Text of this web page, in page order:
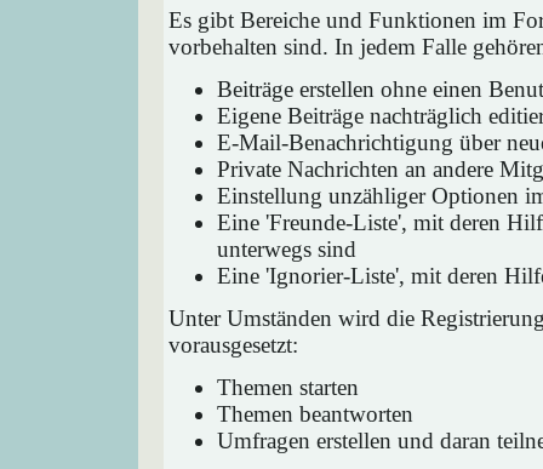
Es gibt Bereiche und Funktionen im
vorbehalten sind. In jedem Falle
Beiträge erstellen ohne einen
Eigene Beiträge nachträglich
E-Mail-Benachrichtigung über
Private Nachrichten an andere
Einstellung unzähliger Optionen
Eine 'Freunde-Liste', mit deren
unterwegs sind
Eine 'Ignorier-Liste', mit deren
Unter Umständen wird die
vorausgesetzt:
Themen starten
Themen beantworten
Umfragen erstellen und daran